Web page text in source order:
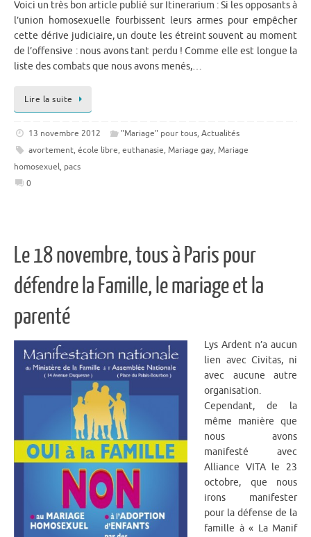
Voici un très bon article publié sur Itinerarium : Si les opposants à
l’union homosexuelle fourbissent leurs armes pour empêcher
cette dérive judiciaire, un doute les étreint souvent au moment
de l’offensive : nous avons tant perdu ! Comme elle est longue la
liste des combats que nous avons menés,…
Lire la suite
13 novembre 2012 "Mariage" pour tous,Actualités
avortement, école libre, euthanasie, Mariage gay, Mariage
homosexuel, pacs
0
Le 18 novembre, tous à Paris pour
défendre la Famille, le mariage et la
parenté
Lys Ardent n’a aucun
lien avec Civitas, ni
avec aucune autre
organisation.
Cependant, de la
même manière que
nous avons
manifesté avec
Alliance VITA le 23
octobre, que nous
irons manifester
pour la défense de la
famille à « La Manif